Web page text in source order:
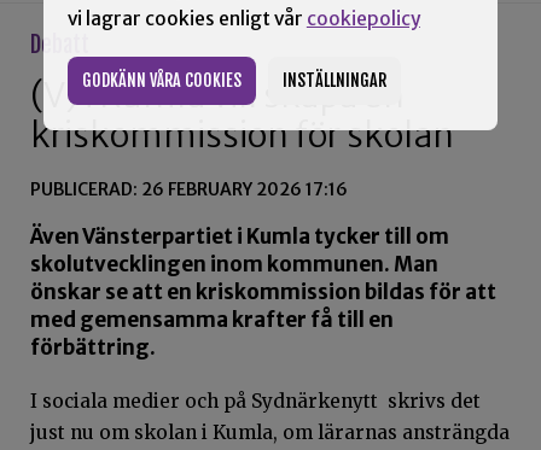
vi lagrar cookies enligt vår cookiepolicy
GODKÄNN VÅRA COOKIES INSTÄLLNINGAR
Debatt
(V) i Kumla vill skapa en
kriskommission för skolan
PUBLICERAD: 26 FEBRUARY 2026 17:16
Även Vänsterpartiet i Kumla tycker till om
skolutvecklingen inom kommunen. Man
önskar se att en kriskommission bildas för att
med gemensamma krafter få till en
förbättring.
I sociala medier och på Sydnärkenytt skrivs det
just nu om skolan i Kumla, om lärarnas ansträngda